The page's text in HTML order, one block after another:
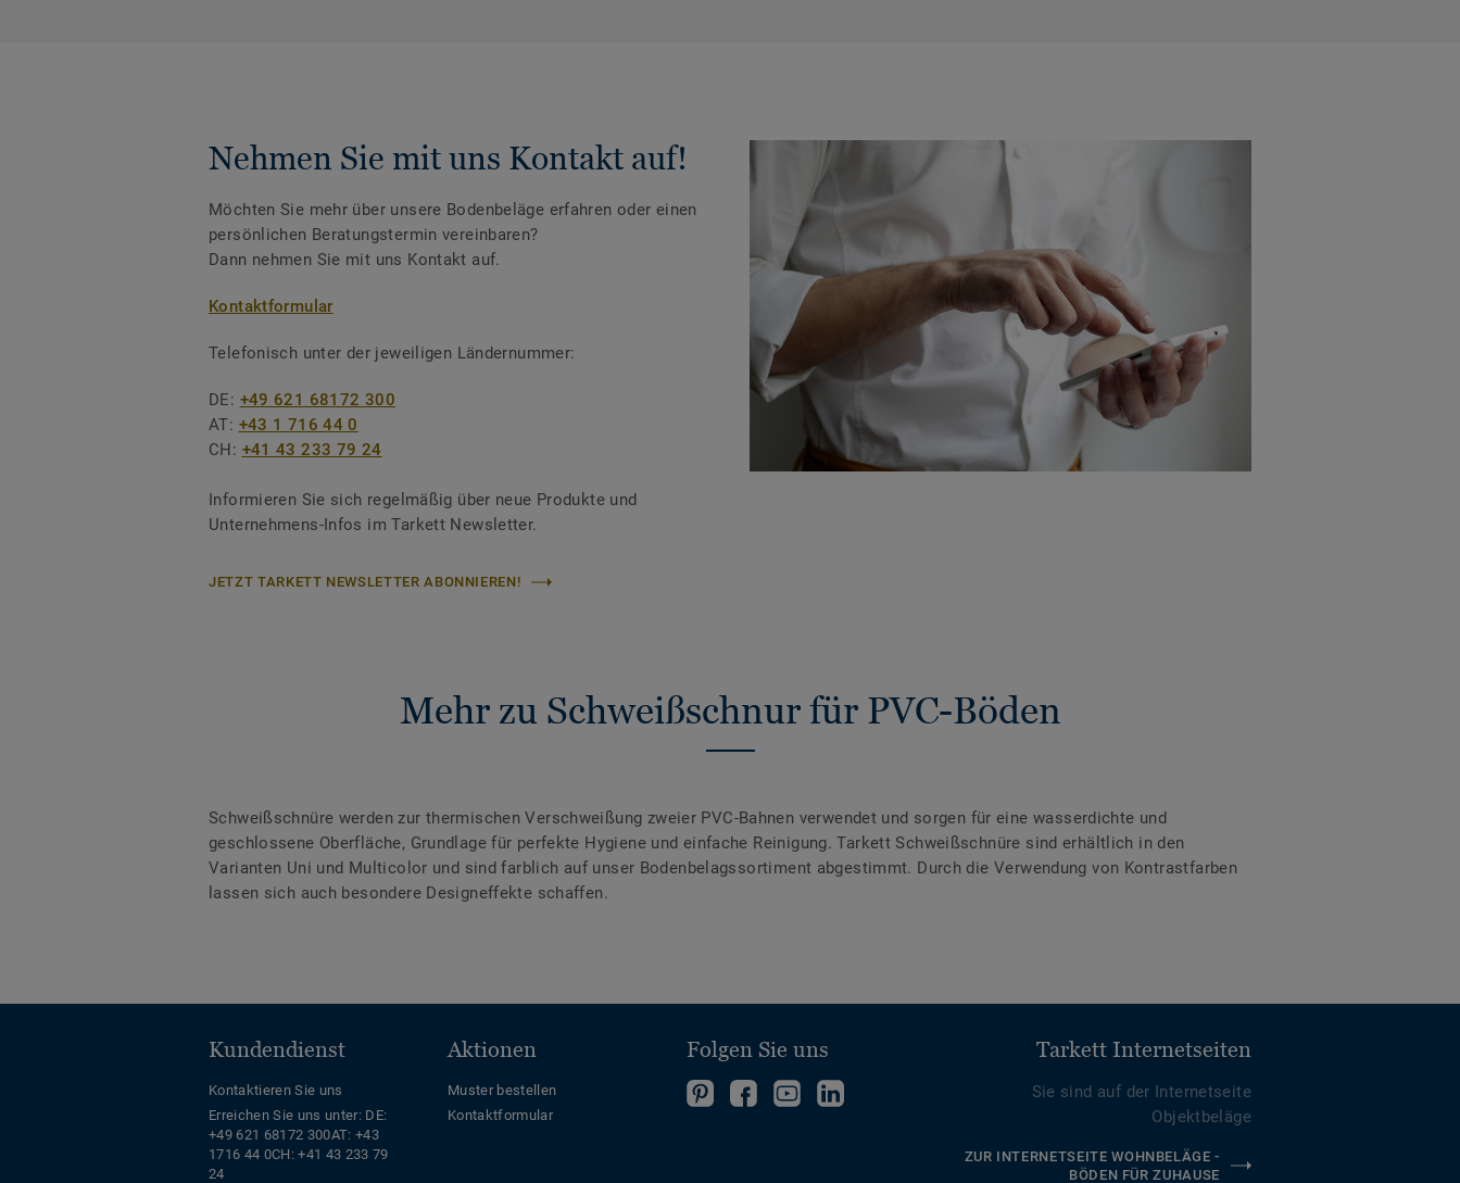
Nehmen Sie mit uns Kontakt auf!
Möchten Sie mehr über unsere Bodenbeläge erfahren oder einen
persönlichen Beratungstermin vereinbaren?
Dann nehmen Sie mit uns Kontakt auf.
Kontaktformular
Telefonisch unter der jeweiligen Ländernummer:
DE: +49 621 68172 300
AT: +43 1 716 44 0
CH: +41 43 233 79 24
Informieren Sie sich regelmäßig über neue Produkte und
Unternehmens-Infos im Tarkett Newsletter.
JETZT TARKETT NEWSLETTER ABONNIEREN!
Mehr zu Schweißschnur für PVC-Böden
Schweißschnüre werden zur thermischen Verschweißung zweier PVC-Bahnen verwendet und sorgen für eine wasserdichte und
geschlossene Oberfläche, Grundlage für perfekte Hygiene und einfache Reinigung. Tarkett Schweißschnüre sind erhältlich in den
Varianten Uni und Multicolor und sind farblich auf unser Bodenbelagssortiment abgestimmt. Durch die Verwendung von Kontrastfarben
lassen sich auch besondere Designeffekte schaffen.
Kundendienst
Kontaktieren Sie uns
Erreichen Sie uns unter: DE:
+49 621 68172 300AT: +43
1716 44 0CH: +41 43 233 79
24
Aktionen
Muster bestellen
Kontaktformular
Folgen Sie uns
FolgenFolgenFolgeFolgen
Tarkett Internetseiten
Sie sind auf der Internetseite
Objektbeläge
ZUR INTERNETSEITE WOHNBELÄGE -
BÖDEN FÜR ZUHAUSE